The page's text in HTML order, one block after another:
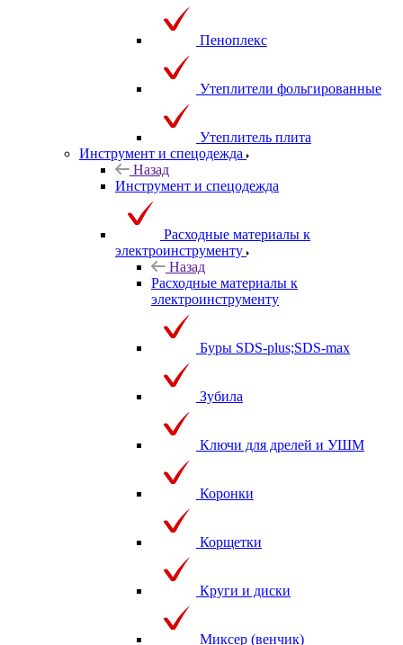
Пеноплекс
Утеплители фольгированные
Утеплитель плита
Инструмент и спецодежда
Назад
Инструмент и спецодежда
Расходные материалы к
электроинструменту
Назад
Расходные материалы к
электроинструменту
Буры SDS-plus;SDS-max
Зубила
Ключи для дрелей и УШМ
Коронки
Корщетки
Круги и диски
Миксер (венчик)